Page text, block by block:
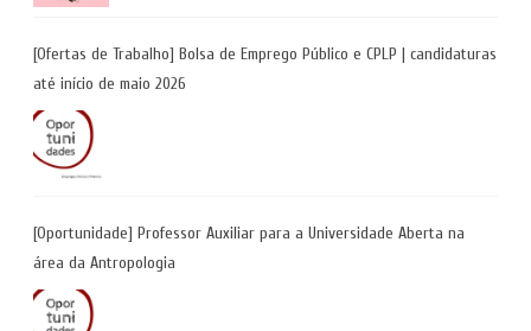
[Ofertas de Trabalho] Bolsa de Emprego Público e CPLP | candidaturas
até início de maio 2026
[Oportunidade] Professor Auxiliar para a Universidade Aberta na
área da Antropologia